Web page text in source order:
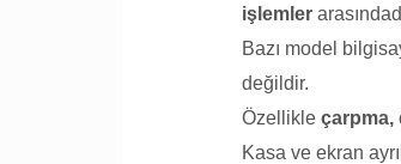
işlemler
Bazı model
değildir.
Özellikle çarpma,
Kasa ve ekran